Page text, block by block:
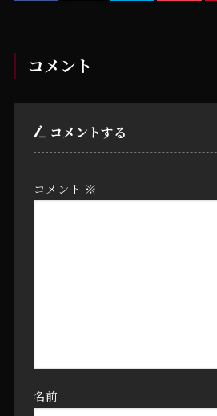
コメント
コメントする
コメント ※
名前